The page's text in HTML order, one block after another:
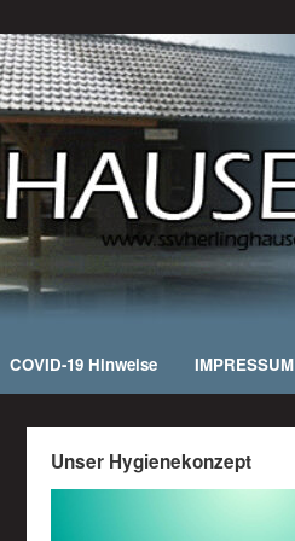
COVID-19 Hinweise IMPRESSUM
Unser Hygienekonzept